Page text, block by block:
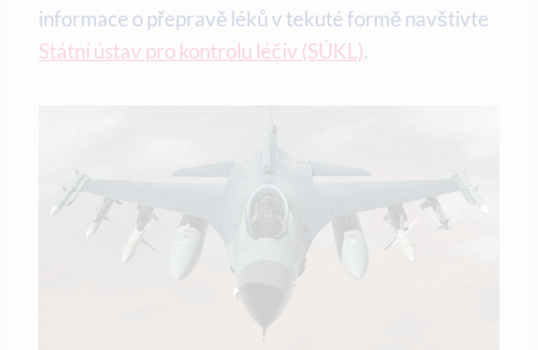
informace o přepravě léků v tekuté formě navštivte
Státní ústav pro kontrolu léčiv (SÚKL).